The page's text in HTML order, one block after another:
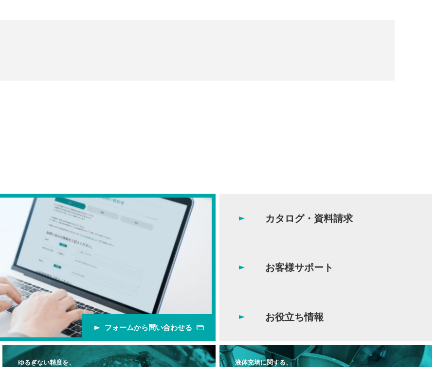
フォームから問い合わせる
カタログ・資料請求
お客様サポート
お役立ち情報
ゆるぎない精度を、
液体充填に関する、